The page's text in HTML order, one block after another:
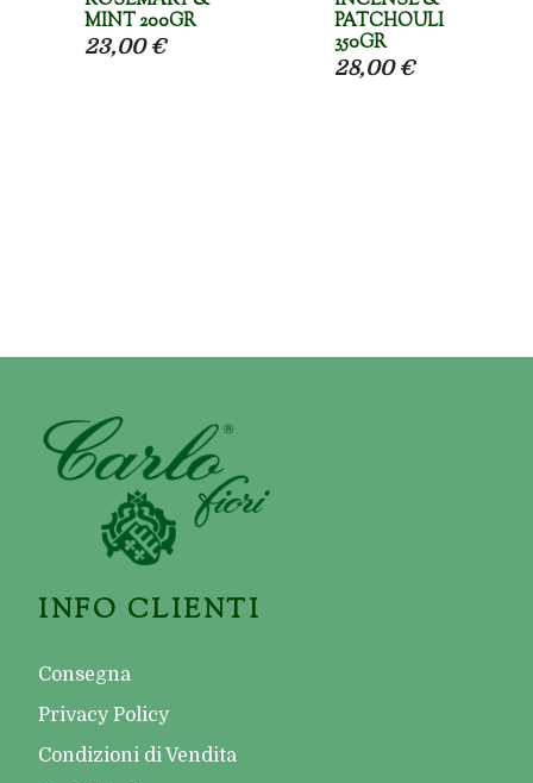
MINT 200GR
23,00 €
PATCHOULI
350GR
28,00 €
INFO CLIENTI
Consegna
Privacy Policy
Condizioni di Vendita